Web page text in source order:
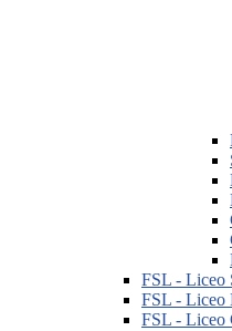
FSL - Liceo
FSL - Liceo
FSL - Liceo